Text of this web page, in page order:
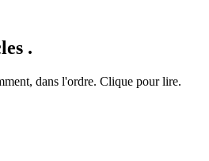
.
dans l'ordre. Clique pour lire.